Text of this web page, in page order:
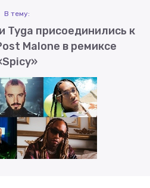
В тему:
Tyga присоединились к
Malone в ремиксе